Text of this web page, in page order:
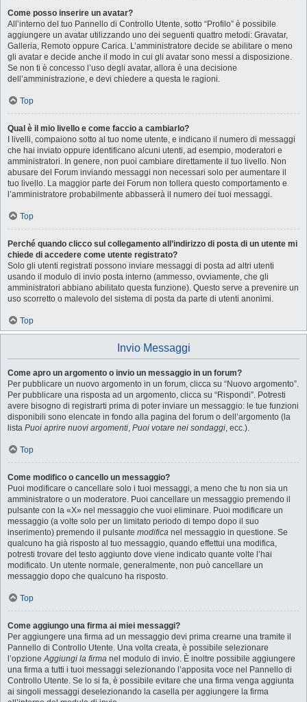
Come posso inserire un avatar?
All’interno del tuo Pannello di Controllo Utente, sotto “Profilo” è possibile
aggiungere un avatar utilizzando uno dei seguenti quattro metodi: Gravatar,
Galleria, Remoto oppure Carica. L’amministratore decide se abilitare o meno
gli avatar e decide anche il modo in cui gli avatar sono messi a disposizione.
Se non ti è concesso l’uso degli avatar, allora è una decisione
dell’amministrazione, e devi chiedere a questa le ragioni.
Top
Qual è il mio livello e come faccio a cambiarlo?
I livelli, compaiono sotto al tuo nome utente, e indicano il numero di messaggi
che hai inviato oppure identificano alcuni utenti, ad esempio, moderatori e
amministratori. In genere, non puoi cambiare direttamente il tuo livello. Non
abusare del Forum inviando messaggi non necessari solo per aumentare il
tuo livello. La maggior parte dei Forum non tollera questo comportamento e
l’amministratore probabilmente abbasserà il numero dei tuoi messaggi.
Top
Perché quando clicco sul collegamento all’indirizzo di posta di un utente mi
chiede di accedere come utente registrato?
Solo gli utenti registrati possono inviare messaggi di posta ad altri utenti
usando il modulo di invio posta interno (ammesso, ovviamente, che gli
amministratori abbiano abilitato questa funzione). Questo serve a prevenire un
uso scorretto o malevolo del sistema di posta da parte di utenti anonimi.
Top
Invio Messaggi
Come apro un argomento o invio un messaggio in un forum?
Per pubblicare un nuovo argomento in un forum, clicca su “Nuovo argomento”.
Per pubblicare una risposta ad un argomento, clicca su “Rispondi”. Potresti
avere bisogno di registrarti prima di poter inviare un messaggio: le tue funzioni
disponibili sono elencate in fondo alla pagina del forum o dell’argomento (la
lista Puoi aprire nuovi argomenti, Puoi votare nei sondaggi, ecc.).
Top
Come modifico o cancello un messaggio?
Puoi modificare o cancellare solo i tuoi messaggi, a meno che tu non sia un
amministratore o un moderatore. Puoi cancellare un messaggio premendo il
pulsante con la «X» nel messaggio che vuoi eliminare. Puoi modificare un
messaggio (a volte solo per un limitato periodo di tempo dopo il suo
inserimento) premendo il pulsante modifica nel messaggio in questione. Se
qualcuno ha già risposto al tuo messaggio, quando effettui una modifica,
potresti trovare del testo aggiunto dove viene indicato quante volte l’hai
modificato. Un utente normale, generalmente, non può cancellare un
messaggio dopo che qualcuno ha risposto.
Top
Come aggiungo una firma ai miei messaggi?
Per aggiungere una firma ad un messaggio devi prima crearne una tramite il
Pannello di Controllo Utente. Una volta creata, è possibile selezionare
l’opzioneAggiungi la firma nel modulo di invio. È inoltre possibile aggiungere
una firma a tutti i tuoi messaggi selezionando l’apposita voce nel Pannello di
Controllo Utente. Se lo si fa, è possibile evitare che una firma venga aggiunta
ai singoli messaggi deselezionando la casella per aggiungere la firma